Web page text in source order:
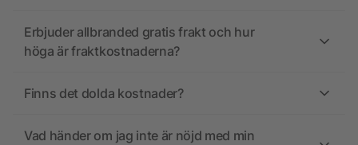
Erbjuder allbranded gratis frakt och hur
höga är fraktkostnaderna?
Finns det dolda kostnader?
Vad händer om jag inte är nöjd med min